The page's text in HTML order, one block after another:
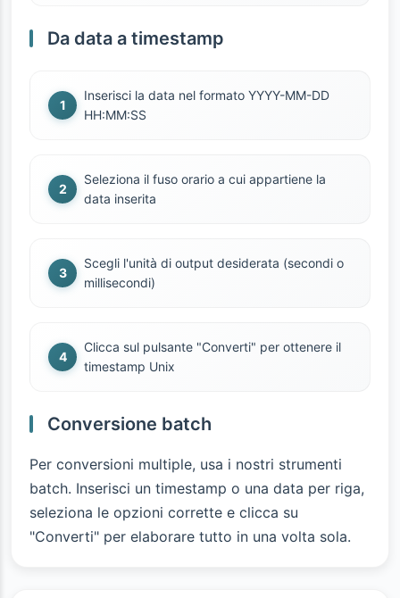
Da data a timestamp
Inserisci la data nel formato YYYY-MM-DD
HH:MM:SS
Seleziona il fuso orario a cui appartiene la
data inserita
Scegli l'unità di output desiderata (secondi o
millisecondi)
Clicca sul pulsante "Converti" per ottenere il
timestamp Unix
Conversione batch
Per conversioni multiple, usa i nostri strumenti
batch. Inserisci un timestamp o una data per riga,
seleziona le opzioni corrette e clicca su
"Converti" per elaborare tutto in una volta sola.